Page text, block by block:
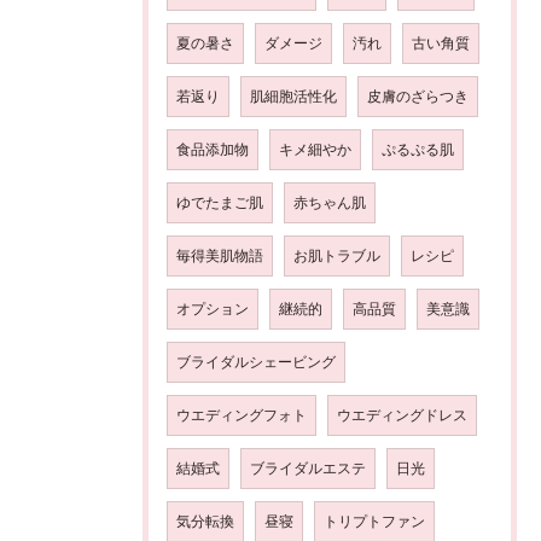
夏の暑さ ダメージ 汚れ 古い角質
若返り 肌細胞活性化 皮膚のざらつき
食品添加物 キメ細やか ぷるぷる肌
ゆでたまご肌 赤ちゃん肌
毎得美肌物語 お肌トラブル レシピ
オプション 継続的 高品質 美意識
ブライダルシェービング
ウエディングフォト ウエディングドレス
結婚式 ブライダルエステ 日光
気分転換 昼寝 トリプトファン